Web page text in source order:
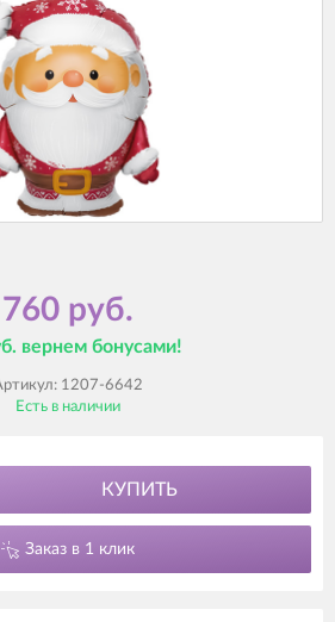
760 руб.
вернем бонусами!
1207-6642
Есть в наличии
КУПИТЬ
Заказ в 1 клик